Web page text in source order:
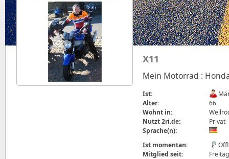
X11
Mein Motorrad :
Ist:
Alter:
66
Wohnt in:
Nutzt 2ri.de:
Privat
Sprache(n):
Ist momentan:
Mitglied seit: